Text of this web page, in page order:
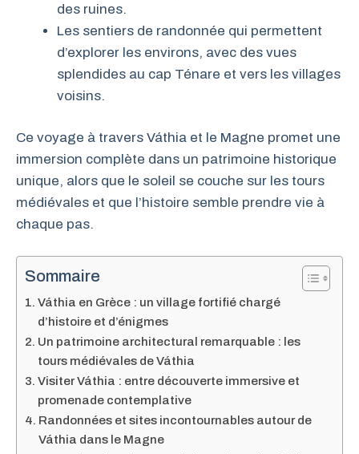
des ruines.
Les sentiers de randonnée qui permettent
d’explorer les environs, avec des vues
splendides au cap Ténare et vers les villages
voisins.
Ce voyage à travers Váthia et le Magne promet une
immersion complète dans un patrimoine historique
unique, alors que le soleil se couche sur les tours
médiévales et que l’histoire semble prendre vie à
chaque pas.
Sommaire
Váthia en Grèce : un village fortifié chargé
d’histoire et d’énigmes
Un patrimoine architectural remarquable : les
tours médiévales de Váthia
Visiter Váthia : entre découverte immersive et
promenade contemplative
Randonnées et sites incontournables autour de
Váthia dans le Magne